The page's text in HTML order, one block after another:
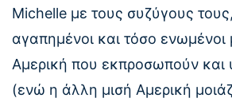
Michelle με τους συζύγους
αγαπημένοι και τόσο ενωμένοι
Αμερική που εκπροσωπούν και
(ενώ η άλλη μισή Αμερική